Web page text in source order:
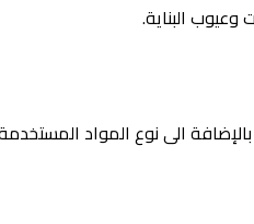
البناية.
بالإضافة الى نوع المواد